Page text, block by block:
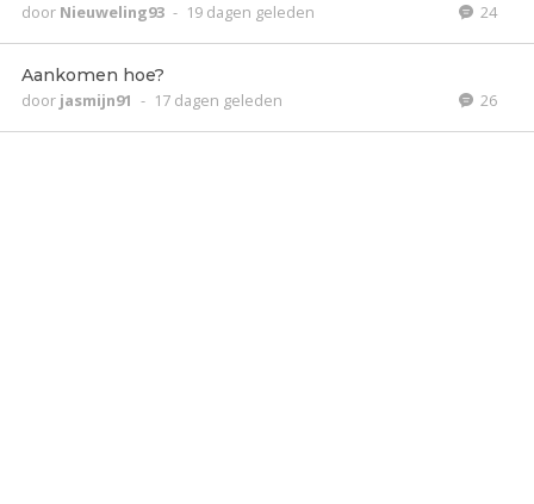
door Nieuweling93 - 19 dagen geleden 24
Aankomen hoe?
door jasmijn91 - 17 dagen geleden 26